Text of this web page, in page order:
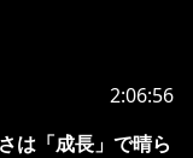
2:06:56
は「成長」で晴ら